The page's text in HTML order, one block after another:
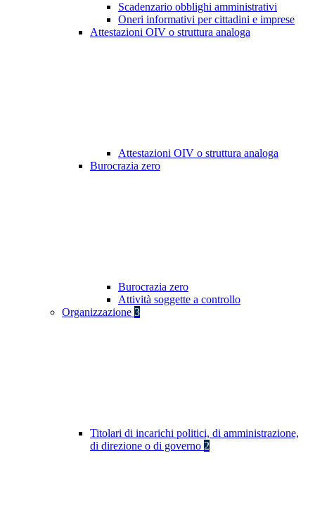
Scadenzario obblighi amministrativi
Oneri informativi per cittadini e imprese
Attestazioni OIV o struttura analoga
Attestazioni OIV o struttura analoga
Burocrazia zero
Burocrazia zero
Attività soggette a controllo
Organizzazione 3
Titolari di incarichi politici, di amministrazione,
di direzione o di governo 2